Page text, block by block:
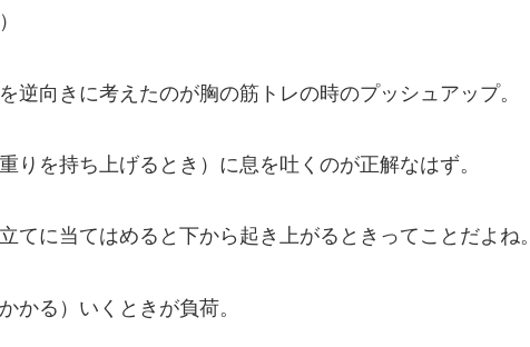
逆向きに考えたのが胸の筋トレの時のプッシュアップ。
りを持ち上げるとき）に息を吐くのが正解なはず。
てに当てはめると下から起き上がるときってことだよね。
かる）いくときが負荷。